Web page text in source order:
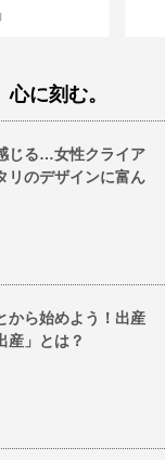
に刻む。
じる…女性クライア
リのデザインに富ん
から始めよう！出産
産」とは？